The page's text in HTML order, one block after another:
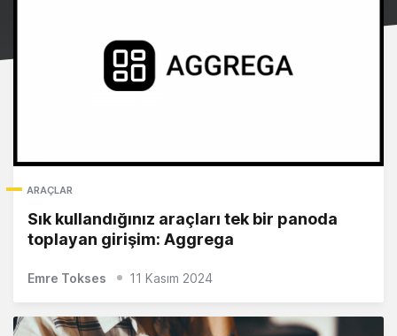
ARAÇLAR
Sık kullandığınız araçları tek bir panoda
toplayan girişim: Aggrega
Emre Tokses 11 Kasım 2024